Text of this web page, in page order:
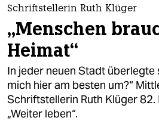
themen
politik
öko
gesellschaft
kultur
Schriftstellerin Ruth Klüger
„Menschen
Heimat“
In jeder neuen Stadt überlegte
mich hier am besten um?“
Schriftstellerin Ruth Klüger 82.
„Weiter leben“.